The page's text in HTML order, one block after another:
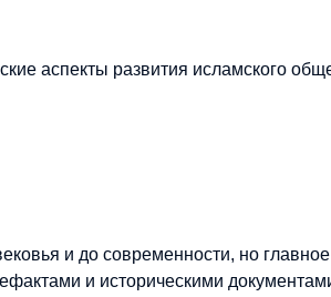
аспекты развития исламского
и до современности, но главное
и историческими